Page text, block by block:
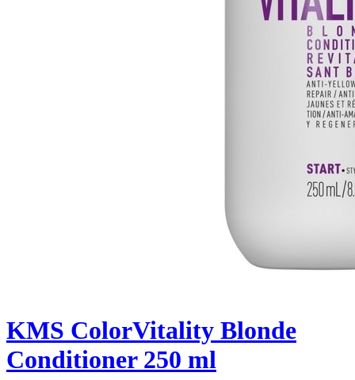
KMS ColorVitality Blonde
Conditioner 250 ml